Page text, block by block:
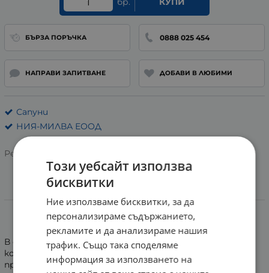
БЪРЗА ПОРЪЧКА 0888 025 454
НАПРАВИ ЗАПИТВАНЕ ДОБАВИ В ЛЮБИМИ
Сапуни
НИЯ-МИЛВА ЕООД
Рейтинг:
Информация
САПУН С ХУМА 60 гр. НИЯ МИЛВА
В състава на сапуна е включена бяла каолинова хума,
която почиства, тонизира и подхранва кожата,
придавайки й еластичност и мекота. Изключително
Този уебсайт използва
бисквитки
Ние използваме бисквитки, за да
персонализираме съдържанието,
рекламите и да анализираме нашия
трафик. Също така споделяме
информация за използването на